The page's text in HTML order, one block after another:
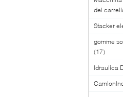
del
Stacker
gomme
(17)
Idraulica